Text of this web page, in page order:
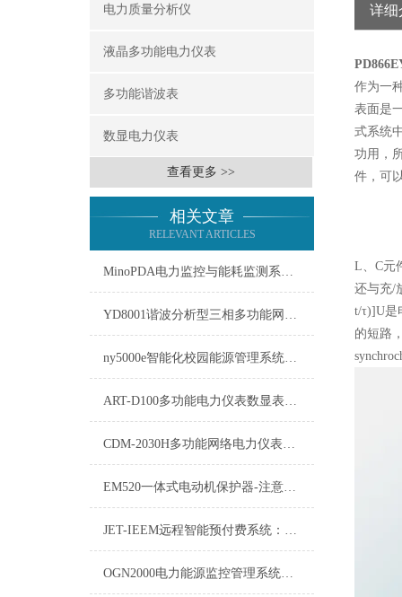
电力质量分析仪
液晶多功能电力仪表
多功能谐波表
数显电力仪表
查看更多 >>
相关文章
RELEVANT ARTICLES
MinoPDA电力监控与能耗监测系统：能源管理的智慧之翼
YD8001谐波分析型三相多功能网络电力仪表
ny5000e智能化校园能源管理系统：塑造绿色、高效的教育环境
ART-D100多功能电力仪表数显表电气成套
CDM-2030H多功能网络电力仪表测试方法
EM520一体式电动机保护器-注意事项
JET-IEEM远程智能预付费系统：开启未来支付新纪元
OGN2000电力能源监控管理系统：守护电力安全，带领能效革命
详细
作为一
表面是
式系统
功用，
件，可
L、C元
还与充/
t/τ)]U是
的短路